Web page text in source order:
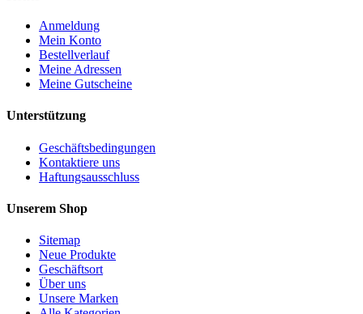
Anmeldung
Mein Konto
Bestellverlauf
Meine Adressen
Meine Gutscheine
Unterstützung
Geschäftsbedingungen
Kontaktiere uns
Haftungsausschluss
Unserem Shop
Sitemap
Neue Produkte
Geschäftsort
Über uns
Unsere Marken